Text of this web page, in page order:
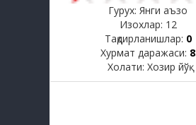
Гурух: Янги аъзо
Изохлар: 12
Тақдирланишлар: 0
Хурмат даражаси: 8
Холати: Хозир йўқ